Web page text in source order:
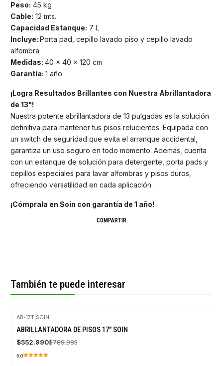
Peso: 45 kg
Cable: 12 mts.
Capacidad Estanque: 7 L
Incluye: Porta pad, cepillo lavado piso y cepillo lavado
alfombra
Medidas: 40 × 40 × 120 cm
Garantía: 1 año.
¡Logra Resultados Brillantes con Nuestra Abrillantadora
de 13"!
Nuestra potente abrillantadora de 13 pulgadas es la solución
definitiva para mantener tus pisos relucientes. Equipada con
un switch de seguridad que evita el arranque accidental,
garantiza un uso seguro en todo momento. Además, cuenta
con un estanque de solución para detergente, porta pads y
cepillos especiales para lavar alfombras y pisos duros,
ofreciendo versatilidad en cada aplicación.
¡Cómprala en Soin con garantía de 1 año!
COMPARTIR
También te puede interesar
-30%
OFF
AB-17T| SOIN
ABRILLANTADORA DE PISOS 17" SOIN
$552.990$789.985
5.0